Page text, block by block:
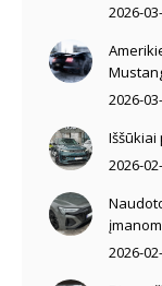
2026-
2026-
Iššūkiai
2026-
2026-